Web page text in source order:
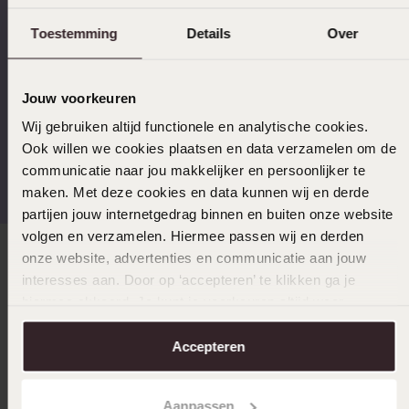
Toestemming Details Over
Jouw voorkeuren
Wij gebruiken altijd functionele en analytische cookies.
Ook willen we cookies plaatsen en data verzamelen om de
communicatie naar jou makkelijker en persoonlijker te
maken. Met deze cookies en data kunnen wij en derde
partijen jouw internetgedrag binnen en buiten onze website
volgen en verzamelen. Hiermee passen wij en derden
onze website, advertenties en communicatie aan jouw
interesses aan. Door op ‘accepteren’ te klikken ga je
aanpassen. Lees er meer over in onscookiebeleid.
Accepteren
Aanpassen
Op werkdagen voor 17.00
besteld, morgen in huis
14 dagen gratis
Gratis verzending vanaf
€49
4,59 uit 5 (55.000+
reviews)
Direct naar
Over Lucardi